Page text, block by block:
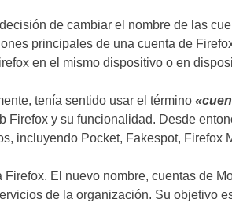
de cambiar el nombre de las
principales de una cuenta de
en el mismo dispositivo o en
tenía sentido usar el término
Firefox y su funcionalidad. Desde
incluyendo Pocket, Fakespot, Firefox
El nuevo nombre, cuentas de
de la organización. Su objetivo